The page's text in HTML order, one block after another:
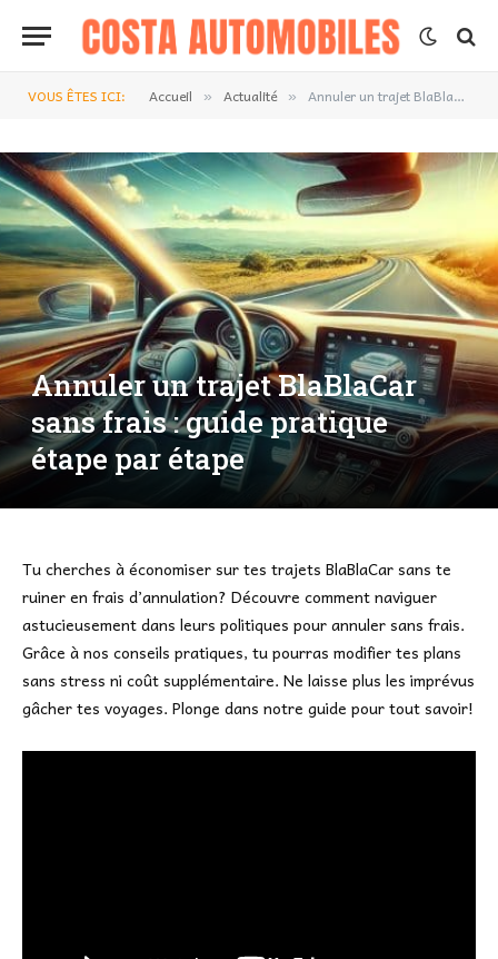
VOUS ÊTES ICI: Accueil » Actualité » Annuler un trajet BlaBlaCar sans frais : guide pratique étape par étape
Annuler un trajet BlaBlaCar
sans frais : guide pratique
étape par étape
Tu cherches à économiser sur tes trajets BlaBlaCar sans te
ruiner en frais d’annulation? Découvre comment naviguer
astucieusement dans leurs politiques pour annuler sans frais.
Grâce à nos conseils pratiques, tu pourras modifier tes plans
sans stress ni coût supplémentaire. Ne laisse plus les imprévus
gâcher tes voyages. Plonge dans notre guide pour tout savoir!